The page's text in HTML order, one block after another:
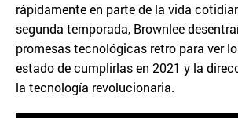
rápidamente en parte de la vida
segunda temporada, Brownlee
promesas tecnológicas retro para ver
estado de cumplirlas en 2021 y la
la tecnología revolucionaria.